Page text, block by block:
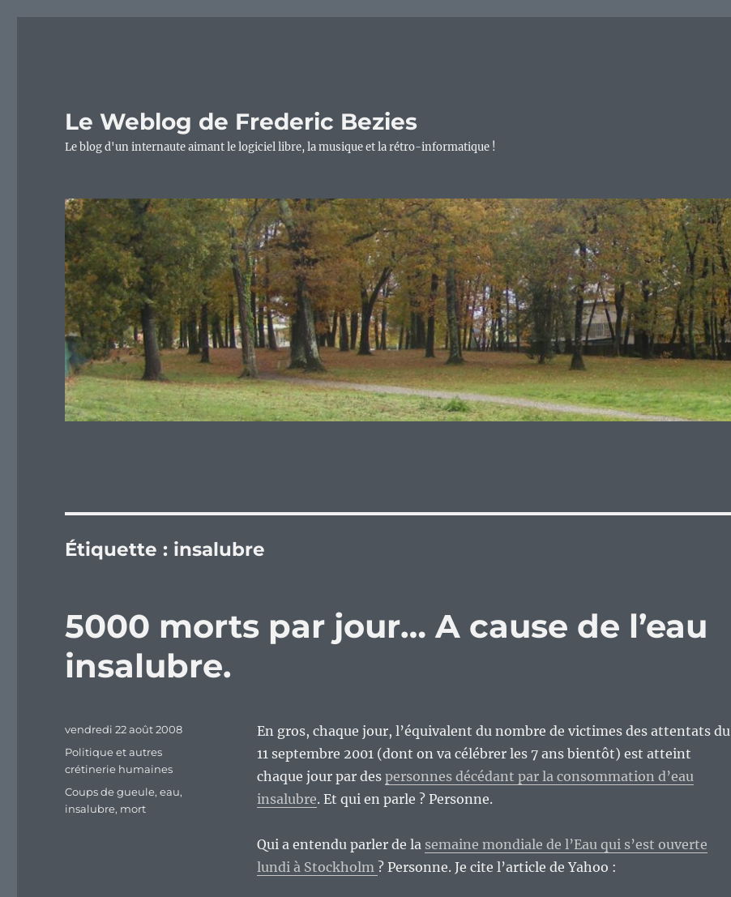
Le Weblog de Frederic Bezies
Le blog d'un internaute aimant le logiciel libre, la musique et la rétro-informatique !
Étiquette : insalubre
5000 morts par jour… A cause de l’eau
insalubre.
En gros, chaque jour, l’équivalent du nombre de victimes des attentats du
11 septembre 2001 (dont on va célébrer les 7 ans bientôt) est atteint
chaque jour par des personnes décédant par la consommation d’eau
insalubre. Et qui en parle ? Personne.
Qui a entendu parler de la semaine mondiale de l’Eau qui s’est ouverte
lundi à Stockholm ? Personne. Je cite l’article de Yahoo :
Publié
vendredi 22 août 2008
Catégories
Politique et autres
crétinerie humaines
Étiquettes
Coups de gueule,eau,
insalubre, mort